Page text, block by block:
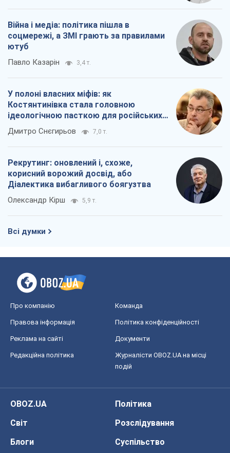
Війна і медіа: політика пішла в
соцмережі, а ЗМІ грають за правилами
ютуб
Павло Казарін 3,4 т.
У полоні власних міфів: як
Костянтинівка стала головною
ідеологічною пасткою для російських
окупантів
Дмитро Снєгирьов 7,0 т.
Рекрутинг: оновлений і, схоже,
корисний ворожий досвід, або
Діалектика вибагливого боягузтва
Олександр Кірш 5,9 т.
Всі думки
Про компанію Команда
Правова інформація Політика конфіденційності
Реклама на сайті Документи
Редакційна політика
Журналісти OBOZ.UA на місці
подій
OBOZ.UA
Політика
Світ
Розслідування
Блоги
Суспільство